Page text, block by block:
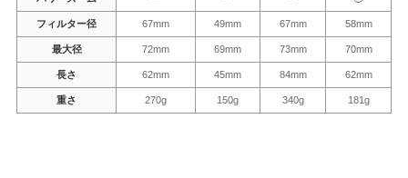
フィルター径 67mm 49mm 67mm 58mm
最大径 72mm 69mm 73mm 70mm
長さ 62mm 45mm 84mm 62mm
重さ 270g 150g 340g 181g